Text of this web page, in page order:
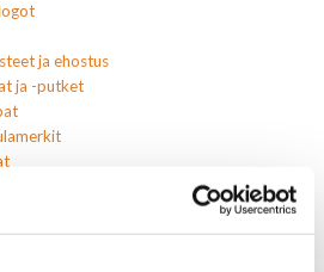
ja ehostus
ja -putket